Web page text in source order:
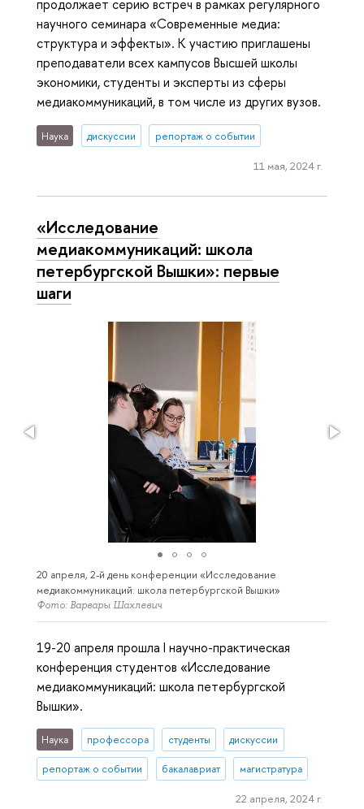
продолжает серию встреч в рамках регулярного
научного семинара «Современные медиа:
структура и эффекты». К участию приглашены
преподаватели всех кампусов Высшей школы
экономики, студенты и эксперты из сферы
медиакоммуникаций, в том числе из других вузов.
Наука дискуссии репортаж о событии
11 мая, 2024 г.
«Исследование
медиакоммуникаций: школа
петербургской Вышки»: первые
шаги
20 апреля, 2-й день конференции «Исследование
медиакоммуникаций: школа петербургской Вышки»
Фото: Варвары Шахлевич
19-20 апреля прошла I научно-практическая
конференция студентов «Исследование
медиакоммуникаций: школа петербургской
Вышки».
Наука профессора студенты дискуссии
репортаж о событии бакалавриат магистратура
22 апреля, 2024 г.